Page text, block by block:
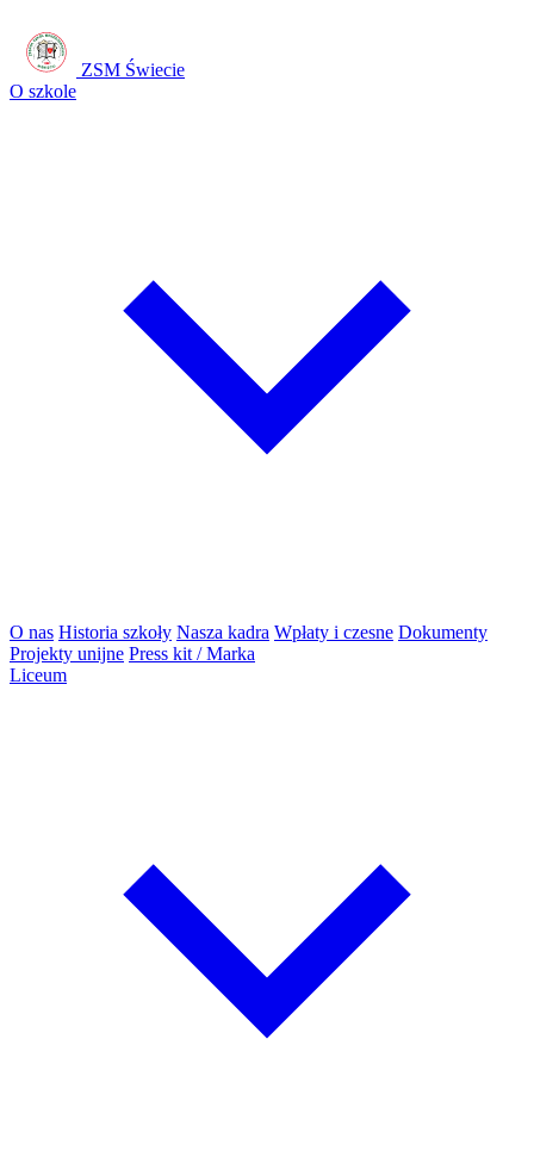
ZSM Świecie
O szkole
O nas Historia szkoły Nasza kadra Wpłaty i czesne Dokumenty
Projekty unijne Press kit / Marka
Liceum